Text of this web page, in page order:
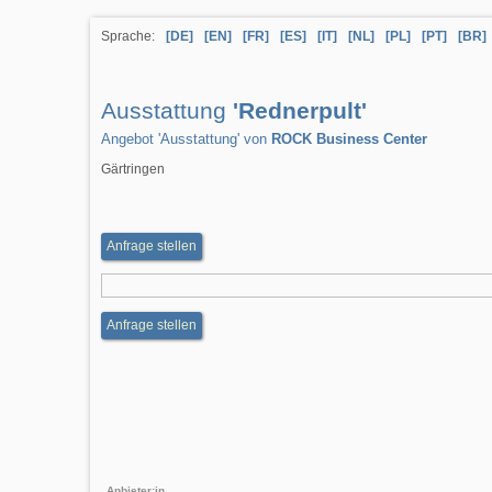
Sprache: [DE] [EN] [FR] [ES] [IT] [NL] [PL] [PT] [BR]
Ausstattung 'Rednerpult'
Angebot 'Ausstattung' von ROCK Business Center
Gärtringen
Anfrage stellen
Anfrage stellen